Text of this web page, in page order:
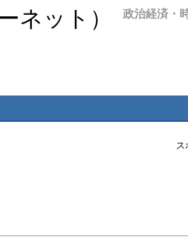
政治経済・
ス